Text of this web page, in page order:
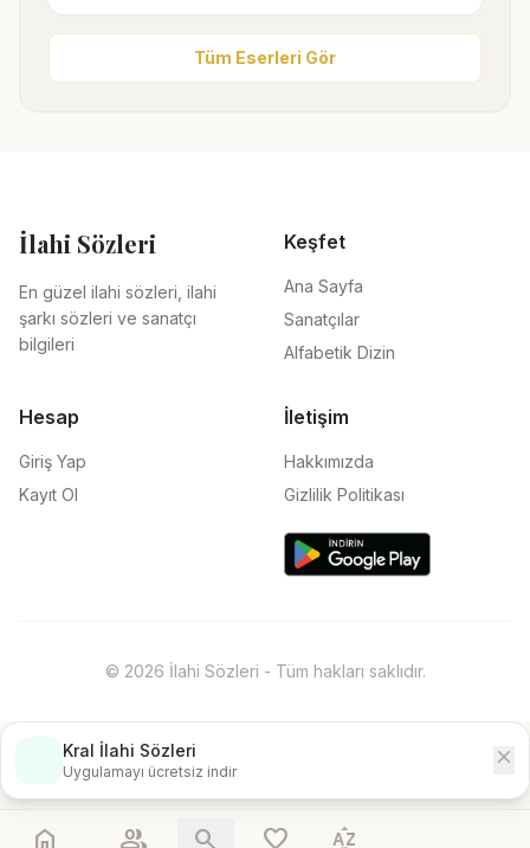
Tüm Eserleri Gör
İlahi Sözleri
En güzel ilahi sözleri, ilahi
şarkı sözleri ve sanatçı
bilgileri
Keşfet
Ana Sayfa
Sanatçılar
Alfabetik Dizin
Hesap
Giriş Yap
Kayıt Ol
İletişim
Hakkımızda
Gizlilik Politikası
© 2026 İlahi Sözleri - Tüm hakları saklıdır.
Kral İlahi Sözleri
Uygulamayı ücretsiz indir
close
home people search favorite sort_by_alpha